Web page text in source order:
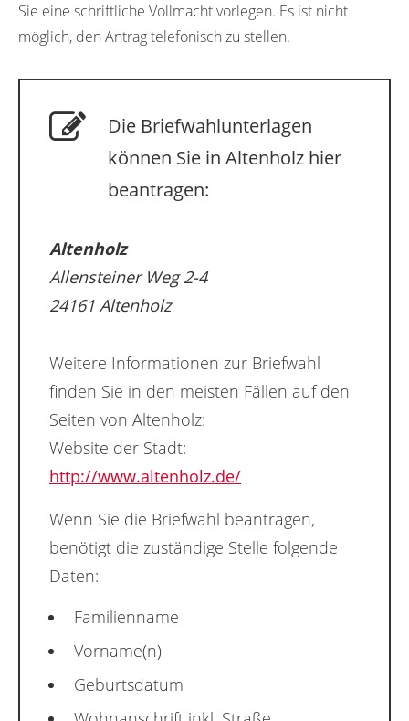
Sie eine schriftliche Vollmacht vorlegen. Es ist nicht
möglich, den Antrag telefonisch zu stellen.
Die Briefwahlunterlagen
können Sie in Altenholz hier
beantragen:
Altenholz
Allensteiner Weg 2-4
24161 Altenholz
Weitere Informationen zur Briefwahl
finden Sie in den meisten Fällen auf den
Seiten von Altenholz:
Website der Stadt:
http://www.altenholz.de/
Wenn Sie die Briefwahl beantragen,
benötigt die zuständige Stelle folgende
Daten:
Familienname
Vorname(n)
Geburtsdatum